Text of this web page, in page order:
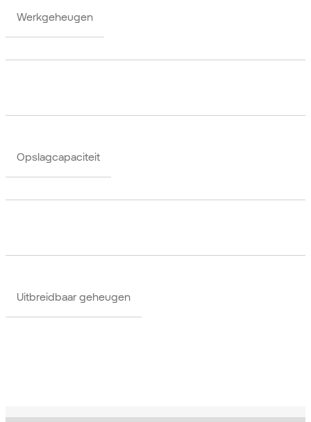
Werkgeheugen
Opslagcapaciteit
Uitbreidbaar geheugen